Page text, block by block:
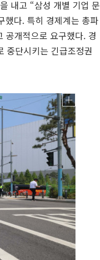
내고 “삼성 개별 기업 문
했다. 특히 경제계는 총파
공개적으로 요구했다. 경
중단시키는 긴급조정권